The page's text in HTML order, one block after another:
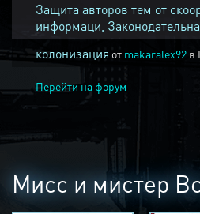
Защита авторов тем от
информаци,
колонизация от makaralex92 в
Перейти на форум
Мисс и мистер